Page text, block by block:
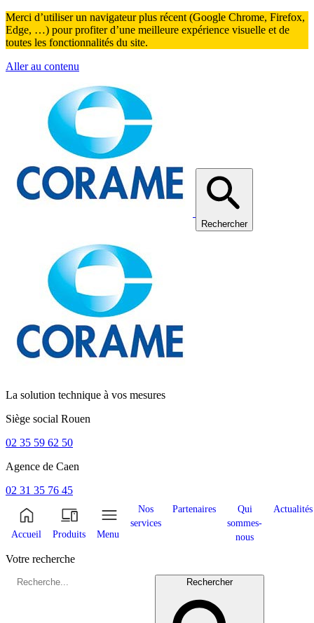
Merci d’utiliser un navigateur plus récent (Google Chrome, Firefox,
Edge, …) pour profiter d’une meilleure expérience visuelle et de
toutes les fonctionnalités du site.
Aller au contenu
Rechercher
La solution technique à vos mesures
Siège social Rouen
02 35 59 62 50
Agence de Caen
02 31 35 76 45
Accueil Produits Menu
Nos
services
Partenaires
Qui
sommes-
nous
Actualités
Votre recherche
Rechercher